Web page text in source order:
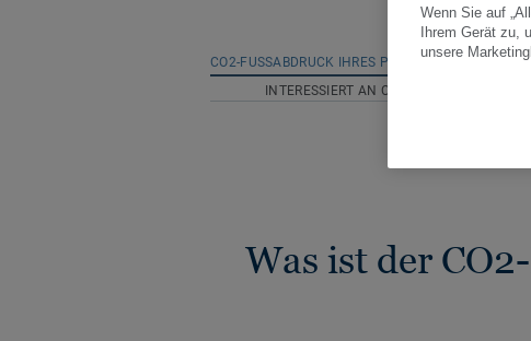
CO2-FUSSABDRUCK IHRES PROJEKTS BERECHNEN
INTERESSIERT AN CO2-NEUTRALITÄT?
Was ist der
Wenn Sie auf
Ihrem Gerät zu,
unsere